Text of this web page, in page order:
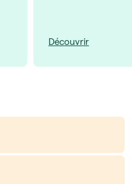
Découvrir